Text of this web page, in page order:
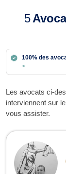
5
100% des
>
Les avocats ci-
interviennent sur
vous assister.
Avocats